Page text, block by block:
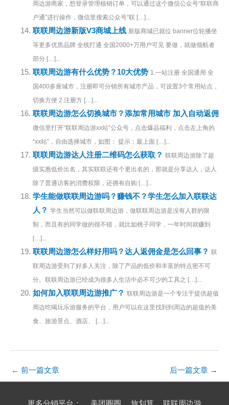
周边游商家，想登录管理核销订单，可以通过这个微信公众号“联联商
户通”进行操作，微信里搜索公众号“联 […]...
联联周边游新版V3商城上线 新版商城已就位 banner位轮播坐
等更多优质品牌 全线打通 全国2000+万用户可见 要做，就做领航者
部分 […]...
联联周边游有什么优势？10大优势 1.一站注册 全国通用 全
国400多座城市，注册即可分销所有城市产品，可设置3个常用站点，
切换方便 2.注册方 […]...
联联周边游怎么切换城市？添加常用城市 加入自动返佣
微信里打开“联联周边游xx站”公众号，点击爆品福利，点击左上角的
“xx站”，自由选择城市，如图： 提示：最上面 […]...
联联周边游达人注册二维码怎么获取？ 联联周边游除了超
级实惠低价出名，其实联联还有个更出名的，那就是分享达人，达人
除了普通访客的消费权限，还拥有自购 […]...
学生能做联联周边游吗？赚钱不？学生怎么加入联联达
人？ 学生当然可以做联联周边游，做联联周边游是没有人群的限
制，而且有的同学做的很不错，就比如桃子同学，一年时间就赚到
[…]...
联联周边游怎么样好用吗？达人返佣金是怎么回事？ 联
联周边游受到了好多人关注，除了产品的低价和丰富的特点密不可
分。联联周边游已经成为很多人生活中必不可少的工具之 […]...
如何加入联联周边游推广？ 联联周边游是一个专注于提供超值
周边吃喝玩乐游服务的平台，用户可以在这里找到到周边的超值的美
食、旅游景点、酒店、 […]...
← 前一篇文章 后一篇文章 →
更多分销平台： 美团圈圈 旅划算 联联周边游